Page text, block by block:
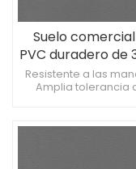
Suelo
PVC duradero de
para
Resistente a las
Amplia tolerancia